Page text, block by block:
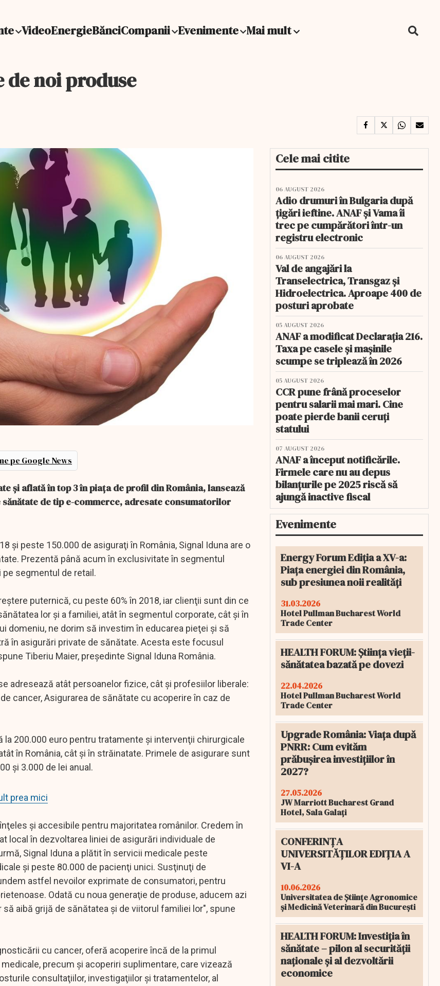
VideoEnergieBănciCompanii Evenimente Mai mult
de noi produse
pe Google News
şi aflată în top 3 în piaţa de profil din România, lansează
de tip e-commerce, adresate consumatorilor
şi peste 150.000 de asiguraţi în România, Signal Iduna are o
Prezentă până acum în exclusivitate în segmentul
pe segmentul de retail.
puternică, cu peste 60% în 2018, iar clienţii sunt din ce
lor şi a familiei, atât în segmentul corporate, cât şi în
domeniu, ne dorim să investim în educarea pieţei şi să
în asigurări private de sănătate. Acesta este focusul
Tiberiu Maier, preşedinte Signal Iduna România.
adresează atât persoanelor fizice, cât şi profesiilor liberale:
cancer, Asigurarea de sănătate cu acoperire în caz de
200.000 euro pentru tratamente şi intervenţii chirurgicale
în România, cât şi în străinatate. Primele de asigurare sunt
şi 3.000 de lei anual.
prea mici
şi accesibile pentru majoritatea românilor. Credem în
local în dezvoltarea liniei de asigurări individuale de
Signal Iduna a plătit în servicii medicale peste
şi peste 80.000 de pacienţi unici. Susţinuţi de
astfel nevoilor exprimate de consumatori, pentru
Odată cu noua generaţie de produse, aducem azi
aibă grijă de sănătatea şi de viitorul familiei lor", spune
cu cancer, oferă acoperire încă de la primul
precum şi acoperiri suplimentare, care vizează
consultaţiilor, investigaţiilor şi tratamentelor, al
Cele mai citite
06 AUGUST 2026
Adio drumuri în Bulgaria după
țigări ieftine. ANAF și Vama îi
trec pe cumpărători într-un
registru electronic
06 AUGUST 2026
Val de angajări la
Transelectrica, Transgaz și
Hidroelectrica. Aproape 400 de
posturi aprobate
05 AUGUST 2026
ANAF a modificat Declarația 216.
Taxa pe casele și mașinile
scumpe se triplează în 2026
05 AUGUST 2026
CCR pune frână proceselor
pentru salarii mai mari. Cine
poate pierde banii ceruți
statului
07 AUGUST 2026
ANAF a început notificările.
Firmele care nu au depus
bilanțurile pe 2025 riscă să
ajungă inactive fiscal
Evenimente
Energy Forum Ediția a XV-a:
Piața energiei din România,
sub presiunea noii realități
31.03.2026
Hotel Pullman Bucharest World
Trade Center
HEALTH FORUM: Știința vieții-
sănătatea bazată pe dovezi
22.04.2026
Hotel Pullman Bucharest World
Trade Center
Upgrade România: Viața după
PNRR: Cum evităm
prăbușirea investițiilor în
2027?
27.05.2026
JW Marriott Bucharest Grand
Hotel, Sala Galați
CONFERINȚA
UNIVERSITĂȚILOR EDIȚIA A
VI-A
10.06.2026
Universitatea de Științe Agronomice
și Medicină Veterinară din București
HEALTH FORUM: Investiția în
sănătate – pilon al securității
naționale și al dezvoltării
economice